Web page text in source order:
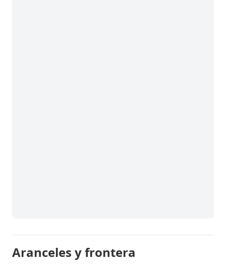
Aranceles y frontera